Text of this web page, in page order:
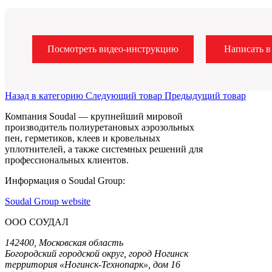
Посмотреть видео-инструкцию Написать в
Назад в категорию Следующий товар Предыдущий товар
Компания Soudal — крупнейший мировой
производитель полиуретановых аэрозольных
пен, герметиков, клеев и кровельных
уплотнителей, а также системных решений для
профессиональных клиентов.
Информация о Soudal Group:
Soudal Group website
ООО СОУДАЛ
142400, Московская область
Богородский городской округ, город Ногинск
территория «Ногинск-Технопарк», дом 16